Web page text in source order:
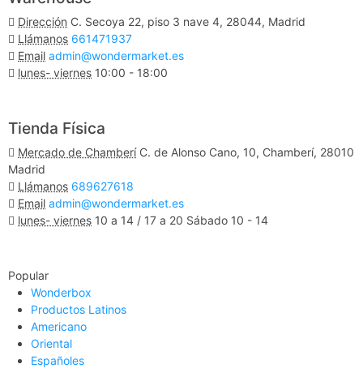
Dirección C. Secoya 22, piso 3 nave 4, 28044, Madrid
Llámanos 661471937
Email admin@wondermarket.es
lunes- viernes 10:00 - 18:00
Tienda Física
Mercado de Chamberí C. de Alonso Cano, 10, Chamberí, 28010
Madrid
Llámanos 689627618
Email admin@wondermarket.es
lunes- viernes 10 a 14 / 17 a 20 Sábado 10 - 14
Popular
Wonderbox
Productos Latinos
Americano
Oriental
Españoles